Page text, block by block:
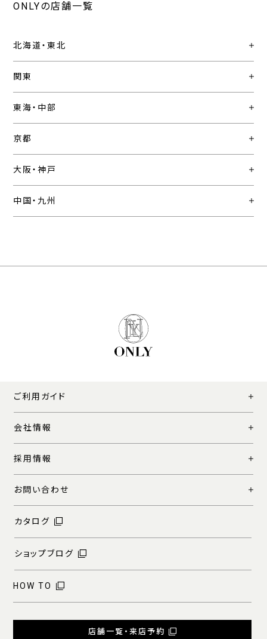
ONLYの店舗一覧
北海道・東北
関東
東海・中部
京都
大阪・神戸
中国・九州
ご利用ガイド
会社情報
採用情報
お問い合わせ
カタログ
ショップブログ
HOW TO
店舗一覧・来店予約